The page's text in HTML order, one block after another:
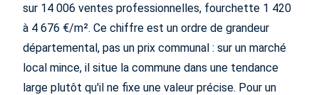
sur 14 006 ventes professionnelles, fourchette 1 420
à 4 676 €/m². Ce chiffre est un ordre de grandeur
départemental, pas un prix communal : sur un marché
local mince, il situe la commune dans une tendance
large plutôt qu'il ne fixe une valeur précise. Pour un